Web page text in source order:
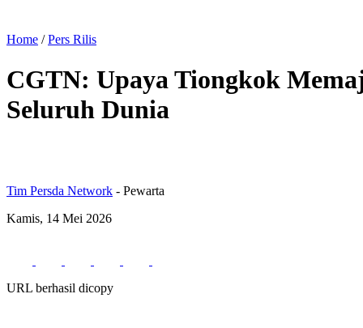
Home /Pers Rilis
CGTN: Upaya Tiongkok
Seluruh Dunia
Tim Persda Network - Pewarta
Kamis, 14 Mei 2026
URL berhasil dicopy